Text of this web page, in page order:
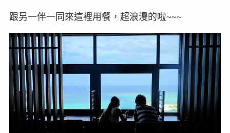
跟另一伴一同來這裡用餐，超浪漫的啦~~~